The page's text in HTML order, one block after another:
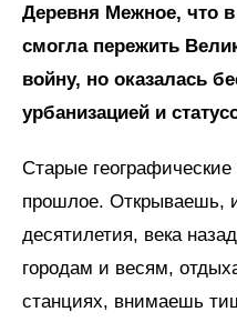
Деревня Межное, что
смогла пережить
войну, но оказалась
урбанизацией и
Старые географические
прошлое. Открываешь,
десятилетия, века
городам и весям,
станциях, внимаешь